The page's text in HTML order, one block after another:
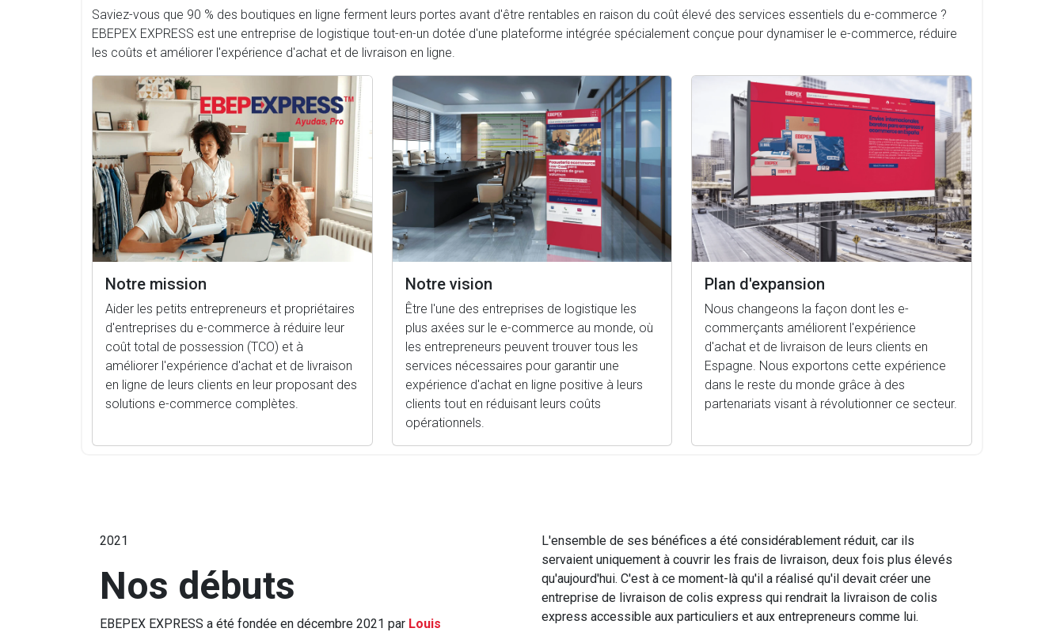
Saviez-vous que 90 % des boutiques en ligne ferment leurs portes avant d'être rentables en raison du coût élevé des services essentiels du e-commerce ?
EBEPEX EXPRESS est une entreprise de logistique tout-en-un dotée d'une plateforme intégrée spécialement conçue pour dynamiser le e-commerce, réduire
les coûts et améliorer l'expérience d'achat et de livraison en ligne.
Notre mission
Aider les petits entrepreneurs et propriétaires
d'entreprises du e-commerce à réduire leur
coût total de possession (TCO) et à
améliorer l'expérience d'achat et de livraison
en ligne de leurs clients en leur proposant des
solutions e-commerce complètes.
Notre vision
Être l'une des entreprises de logistique les
plus axées sur le e-commerce au monde, où
les entrepreneurs peuvent trouver tous les
services nécessaires pour garantir une
expérience d'achat en ligne positive à leurs
clients tout en réduisant leurs coûts
opérationnels.
Plan d'expansion
Nous changeons la façon dont les e-
commerçants améliorent l'expérience
d'achat et de livraison de leurs clients en
Espagne. Nous exportons cette expérience
dans le reste du monde grâce à des
partenariats visant à révolutionner ce secteur.
2021
Nos débuts
EBEPEX EXPRESS a été fondée en décembre 2021 par Louis
L'ensemble de ses bénéfices a été considérablement réduit, car ils
servaient uniquement à couvrir les frais de livraison, deux fois plus élevés
qu'aujourd'hui. C'est à ce moment-là qu'il a réalisé qu'il devait créer une
entreprise de livraison de colis express qui rendrait la livraison de colis
express accessible aux particuliers et aux entrepreneurs comme lui.